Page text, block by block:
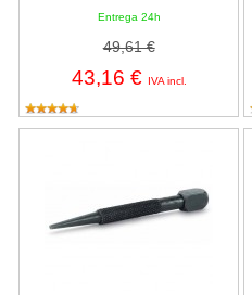
Entrega 24h
49,61 €
43,16 € IVA incl.